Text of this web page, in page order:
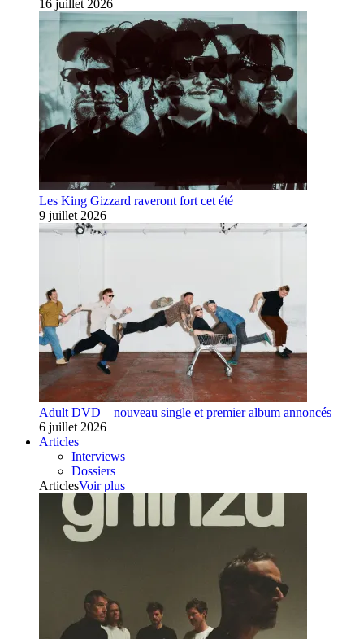
16 juillet 2026
Les King Gizzard raveront fort cet été
9 juillet 2026
Adult DVD – nouveau single et premier album annoncés
6 juillet 2026
Articles
Interviews
Dossiers
ArticlesVoir plus